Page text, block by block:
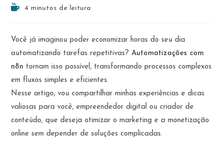
do
post:
Tempo4 minutos de leitura
Você já imaginou poder economizar horas do seu dia
automatizando tarefas repetitivas?Automatizações com
n8n tornam isso possível, transformando processos complexos
em fluxos simples e eficientes.
Nesse artigo, vou compartilhar minhas experiências e dicas
valiosas para você, empreendedor digital ou criador de
conteúdo, que deseja otimizar o marketing e a monetização
online sem depender de soluções complicadas.